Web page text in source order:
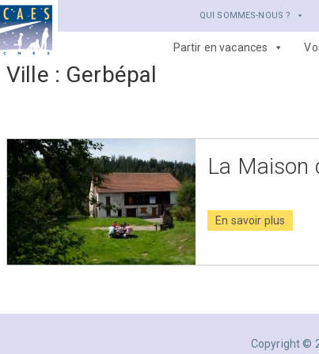
QUI SOMMES-NOUS ?
Partir en vacances
Ville : Gerbépal
La Maison
En savoir plus
Copyright ©